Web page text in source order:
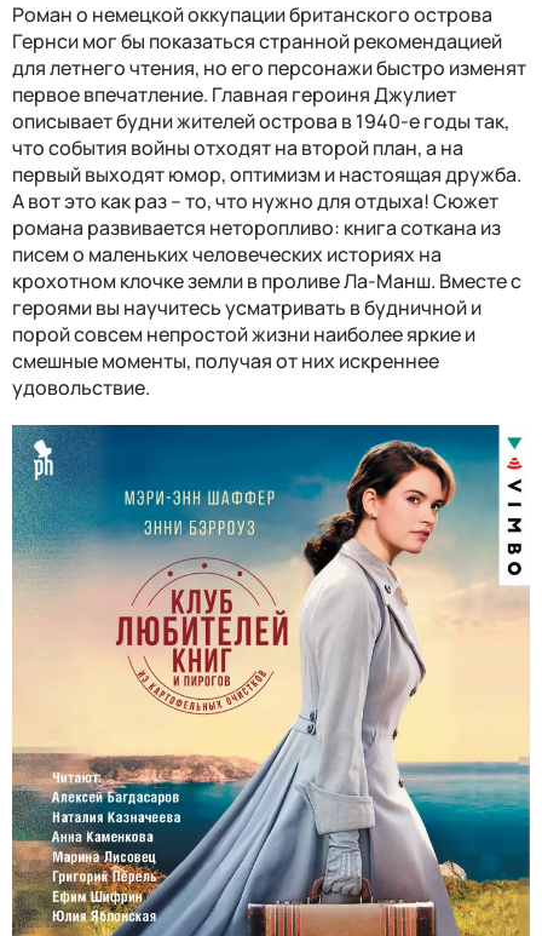
Роман о немецкой оккупации британского острова
Гернси мог бы показаться странной рекомендацией
для летнего чтения, но его персонажи быстро изменят
первое впечатление. Главная героиня Джулиет
описывает будни жителей острова в 1940-е годы так,
что события войны отходят на второй план, а на
первый выходят юмор, оптимизм и настоящая дружба.
А вот это как раз – то, что нужно для отдыха! Сюжет
романа развивается неторопливо: книга соткана из
писем о маленьких человеческих историях на
крохотном клочке земли в проливе Ла-Манш. Вместе с
героями вы научитесь усматривать в будничной и
порой совсем непростой жизни наиболее яркие и
смешные моменты, получая от них искреннее
удовольствие.